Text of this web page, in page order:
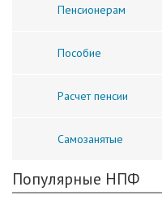
Пенсионерам
Пособие
Расчет пенсии
Самозанятые
Популярные НПФ